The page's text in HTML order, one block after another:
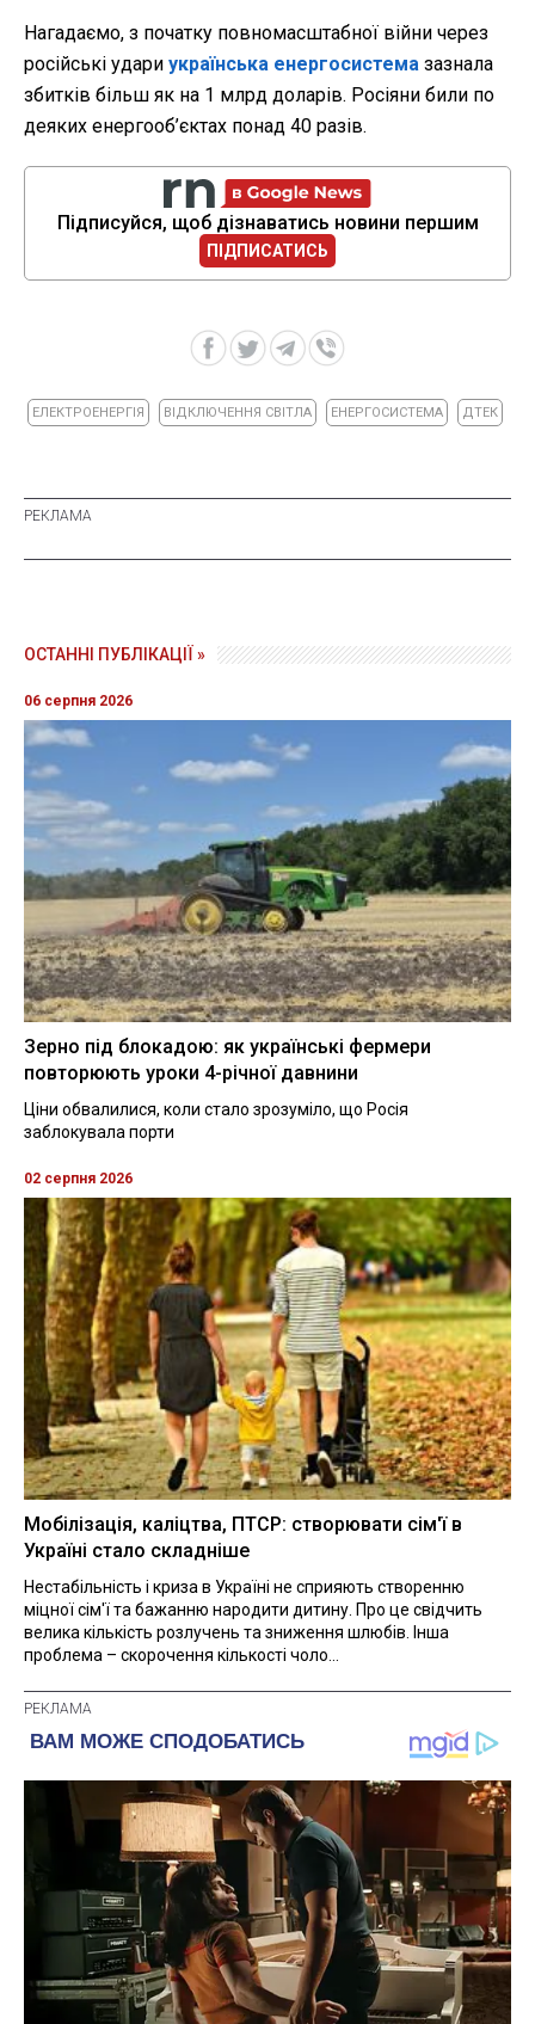
Нагадаємо, з початку повномасштабної війни через
російські удари українська енергосистема зазнала
збитків більш як на 1 млрд доларів. Росіяни били по
деяких енергооб’єктах понад 40 разів.
Підписуйся, щоб дізнаватись новини першим
ПІДПИСАТИСЬ
ЕЛЕКТРОЕНЕРГІЯ ВІДКЛЮЧЕННЯ СВІТЛА ЕНЕРГОСИСТЕМА ДТЕК
ОСТАННІ ПУБЛІКАЦІЇ »
06 серпня 2026
Зерно під блокадою: як українські фермери
повторюють уроки 4-річної давнини
Ціни обвалилися, коли стало зрозуміло, що Росія
заблокувала порти
02 серпня 2026
Мобілізація, каліцтва, ПТСР: створювати сім'ї в
Україні стало складніше
Нестабільність і криза в Україні не сприяють створенню
міцної сім'ї та бажанню народити дитину. Про це свідчить
велика кількість розлучень та зниження шлюбів. Інша
проблема – скорочення кількості чоло...